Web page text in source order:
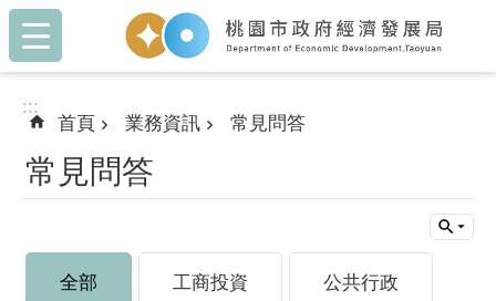
跳到主要內容區塊
:::
:::
首頁 業務資訊 常見問答
常見問答
全部 工商投資 公共行政